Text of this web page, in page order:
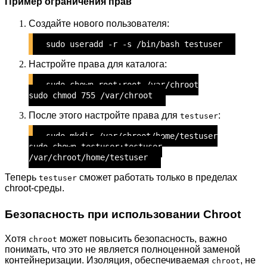
Создайте нового пользователя:
sudo useradd -r -s /bin/bash testuser
Настройте права для каталога:
sudo chown root:root /var/chroot
sudo chmod 755 /var/chroot
После этого настройте права для testuser:
sudo mkdir /var/chroot/home/testuser
sudo chown testuser:testuser
/var/chroot/home/testuser
Теперь testuser сможет работать только в пределах
chroot-среды.
Безопасность при использовании Chroot
Хотя chroot может повысить безопасность, важно
понимать, что это не является полноценной заменой
контейнеризации. Изоляция, обеспечиваемая chroot, не